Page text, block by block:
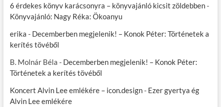
6 érdekes könyv karácsonyra – könyvajánló kicsit zöldebben-
Könyvajánló: Nagy Réka: Ökoanyu
erika - Decemberben megjelenik! – Konok Péter: Történetek a
kerítés tövéből
B. Molnár Béla - Decemberben megjelenik! – Konok Péter:
Történetek a kerítés tövéből
Koncert Alvin Lee emlékére – icon.design- Ezer gyertya ég
Alvin Lee emlékére